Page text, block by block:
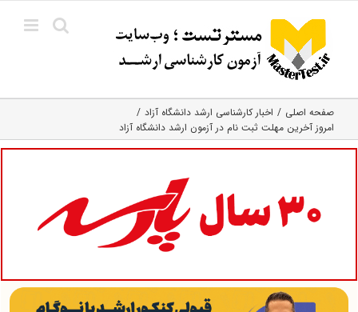
content
صفحه اصلی
اخبار کارشناسی ارشد دانشگاه آزاد
امروز آخرین مهلت ثبت نام در آزمون ارشد دانشگاه آزاد